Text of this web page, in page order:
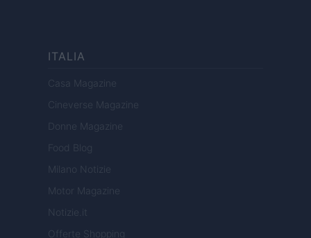
ITALIA
Casa Magazine
Cineverse Magazine
Donne Magazine
Food Blog
Milano Notizie
Motor Magazine
Notizie.it
Offerte Shopping